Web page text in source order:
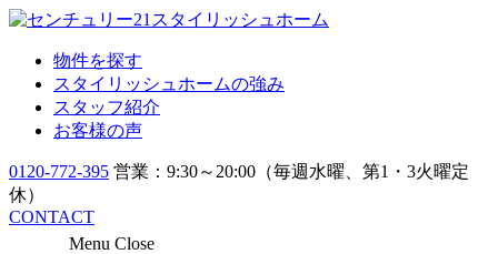
物件を探す
スタイリッシュホームの強み
スタッフ紹介
お客様の声
0120-772-395 営業：9:30～20:00（毎週水曜、第1・3火曜定
休）
CONTACT
Menu Close